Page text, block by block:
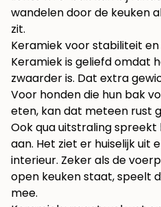
wandelen door de keuken
zit.
Keramiek voor stabiliteit
Keramiek is geliefd omdat
zwaarder is. Dat extra
Voor honden die hun bak
eten, kan dat meteen rust
Ook qua uitstraling
aan. Het ziet er huiselijk uit
interieur. Zeker als de
open keuken staat, speelt
mee.